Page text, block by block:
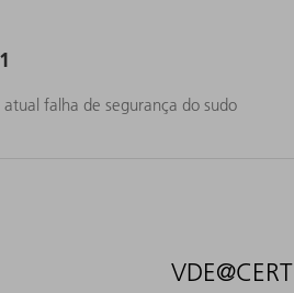
falha de segurança do sudo
VDE@CERT